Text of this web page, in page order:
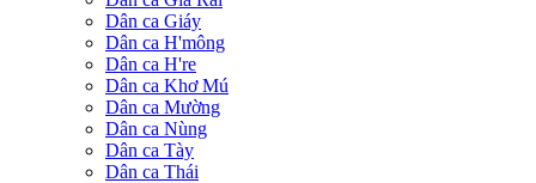
Dân ca Giáy
Dân ca H'mông
Dân ca H're
Dân ca Khơ Mú
Dân ca Mường
Dân ca Nùng
Dân ca Tày
Dân ca Thái